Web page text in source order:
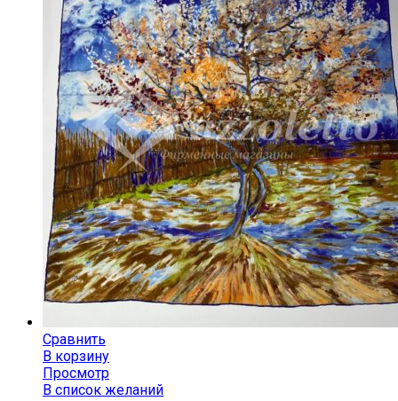
Сравнить
В корзину
Просмотр
В список желаний